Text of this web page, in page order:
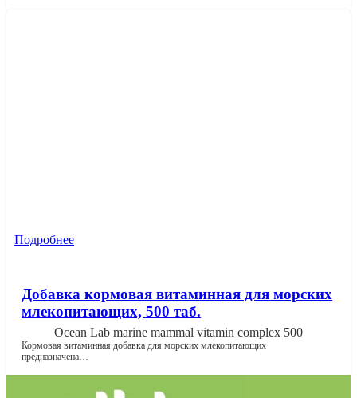
Подробнее
Добавка кормовая витаминная для морских
млекопитающих, 500 таб.
Ocean Lab marine mammal vitamin complex 500
Кормовая витаминная добавка для морских млекопитающих
предназначена…